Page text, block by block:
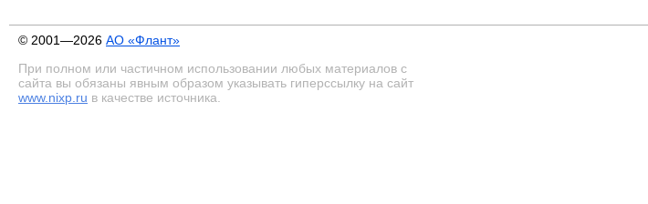
© 2001—2026 АО «Флант»
При полном или частичном использовании любых материалов с
сайта вы обязаны явным образом указывать гиперссылку на сайт
www.nixp.ru в качестве источника.